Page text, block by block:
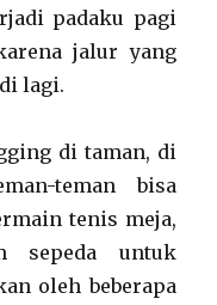
padaku pagi
jalur yang
lagi.
di taman, di
teman bisa
tenis meja,
sepeda untuk
oleh beberapa